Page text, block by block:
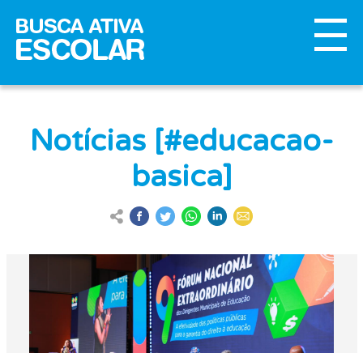
Notícias [#educacao-
basica]